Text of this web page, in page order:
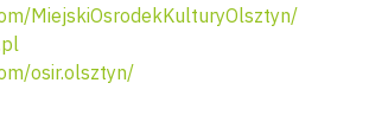
MiejskiOsrodekKulturyOlsztyn/
osir.olsztyn/